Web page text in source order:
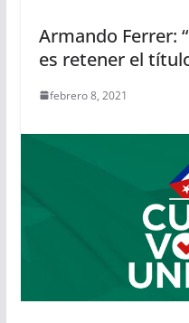
Armando Ferrer:
es retener el
febrero 8, 2021